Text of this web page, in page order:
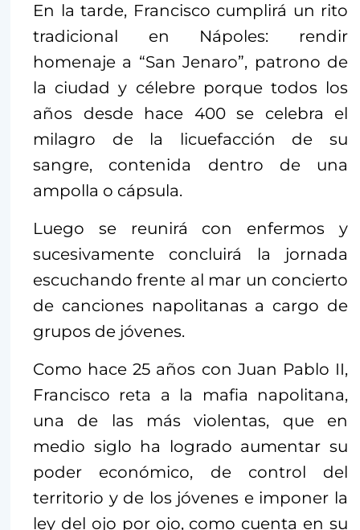
En la tarde, Francisco cumplirá un rito
tradicional en Nápoles: rendir
homenaje a “San Jenaro”, patrono de
la ciudad y célebre porque todos los
años desde hace 400 se celebra el
milagro de la licuefacción de su
sangre, contenida dentro de una
ampolla o cápsula.
Luego se reunirá con enfermos y
sucesivamente concluirá la jornada
escuchando frente al mar un concierto
de canciones napolitanas a cargo de
grupos de jóvenes.
Como hace 25 años con Juan Pablo II,
Francisco reta a la mafia napolitana,
una de las más violentas, que en
medio siglo ha logrado aumentar su
poder económico, de control del
territorio y de los jóvenes e imponer la
ley del ojo por ojo, como cuenta en su